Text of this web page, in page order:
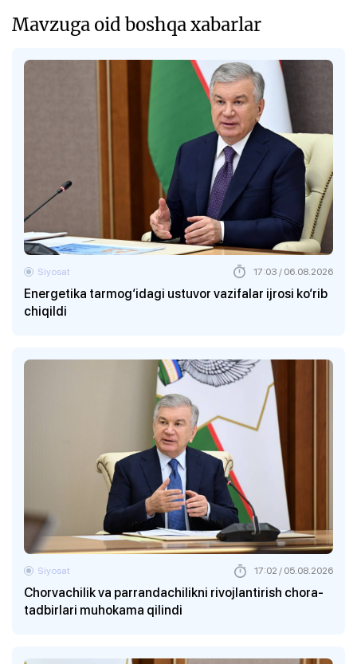
Mavzuga oid boshqa xabarlar
Energetika tarmog‘idagi ustuvor vazifalar ijrosi ko‘rib
chiqildi
Siyosat 17:03 / 06.08.2026
Chorvachilik va parrandachilikni rivojlantirish chora-
tadbirlari muhokama qilindi
Siyosat 17:02 / 05.08.2026